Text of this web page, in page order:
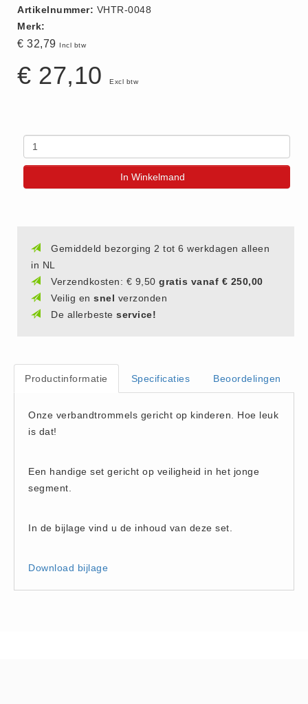
Algemene Voorwaarden
Winkel
ACTIE
AED binnen - buiten kasten (11)
AED elektroden (18)
AED tassen (14)
Beademings materialen (6)
Hesjes (9)
BHV middelen
Evacuatie - Zaklampen (0)
Kleding - Hesjes (0)
Blusdekens (1)
Blusserkasten (3)
Artikelnummer: VHTR-0048
Merk:
€ 32,79 Incl btw
€ 27,10 Excl btw
In Winkelmand
Gemiddeld bezorging 2 tot 6 werkdagen alleen
in NL
Verzendkosten: € 9,50 gratis vanaf € 250,00
Veilig en snel verzonden
De allerbeste service!
Productinformatie Specificaties Beoordelingen
Onze verbandtrommels gericht op kinderen. Hoe leuk
is dat!
Een handige set gericht op veiligheid in het jonge
segment.
In de bijlage vind u de inhoud van deze set.
Download bijlage